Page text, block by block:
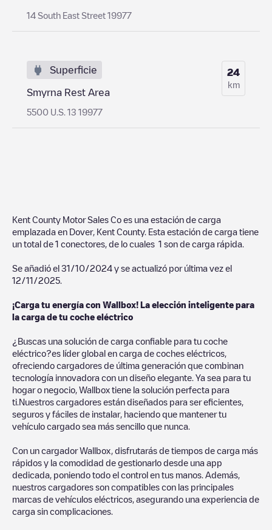
14 South East Street 19977
Superficie
Smyrna Rest Area
5500 U.S. 13 19977
24
km
Kent County Motor Sales Co es una estación de carga
emplazada en Dover, Kent County. Esta estación de carga tiene
un total de 1 conectores, de lo cuales 1 son de carga rápida.
Se añadió el 31/10/2024 y se actualizó por última vez el
12/11/2025
¡Carga tu energía con Wallbox! La elección inteligente para
la carga de tu coche eléctrico
¿Buscas una solución de carga confiable para tu coche
eléctrico?es líder global en carga de coches eléctricos,
ofreciendo cargadores de última generación que combinan
tecnología innovadora con un diseño elegante. Ya sea para tu
hogar o negocio, Wallbox tiene la solución perfecta para
ti.Nuestros cargadores están diseñados para ser eficientes,
seguros y fáciles de instalar, haciendo que mantener tu
vehículo cargado sea más sencillo que nunca.
Con un cargador Wallbox, disfrutarás de tiempos de carga más
rápidos y la comodidad de gestionarlo desde una app
dedicada, poniendo todo el control en tus manos. Además,
nuestros cargadores son compatibles con las principales
marcas de vehículos eléctricos, asegurando una experiencia de
carga sin complicaciones.